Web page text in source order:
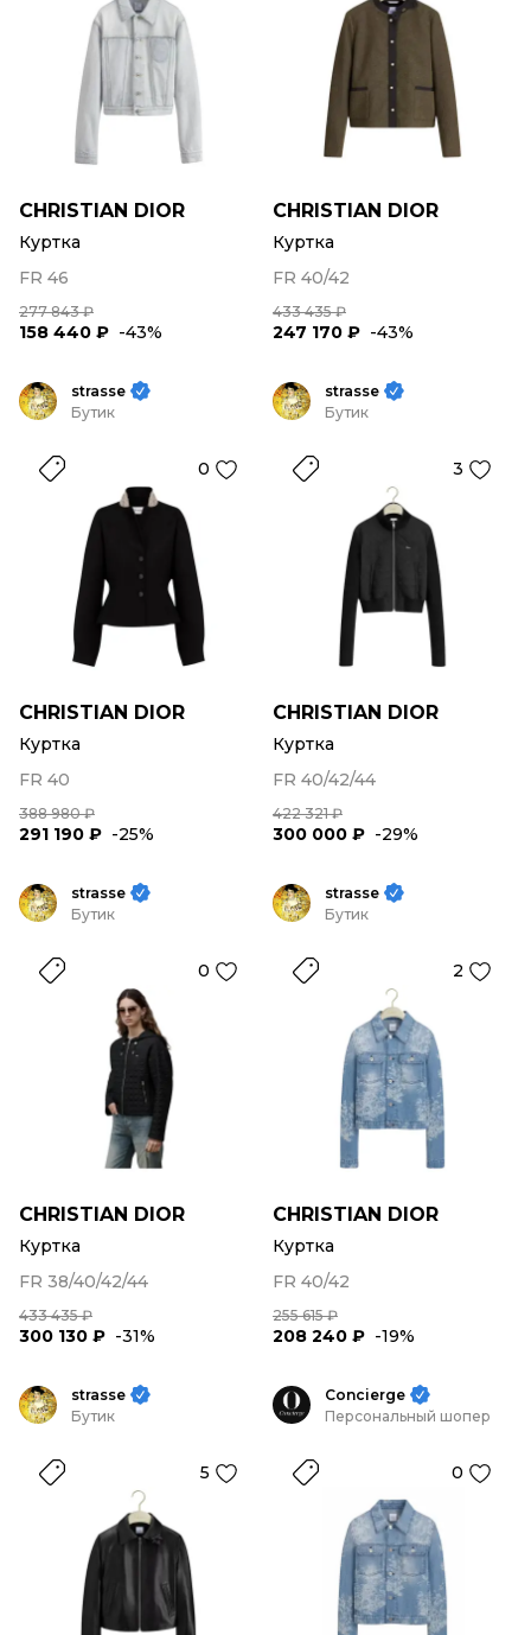
CHRISTIAN DIOR
Куртка
FR 46
277 843 ₽
158 440 ₽ -43%
CHRISTIAN DIOR
Куртка
FR 40/42
433 435 ₽
247 170 ₽ -43%
strasse
Бутик
0
CHRISTIAN DIOR
Куртка
FR 40
388 980 ₽
291 190 ₽ -25%
strasse
Бутик
3
CHRISTIAN DIOR
Куртка
FR 40/42/44
422 321 ₽
300 000 ₽ -29%
strasse
Бутик
0
CHRISTIAN DIOR
Куртка
FR 38/40/42/44
433 435 ₽
300 130 ₽ -31%
strasse
Бутик
2
CHRISTIAN DIOR
Куртка
FR 40/42
255 615 ₽
208 240 ₽ -19%
strasse
Бутик
5
Concierge
Персональный шопер
0